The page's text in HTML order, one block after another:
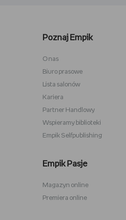
Karta podarunkowa Steam
Lampki do czytania
Zabawki Psi Patrol
Poznaj Empik
O nas
Biuro prasowe
Lista salonów
Kariera
Partner Handlowy
Wspieramy biblioteki
Empik Selfpublishing
Empik Pasje
Magazyn online
Premiera online